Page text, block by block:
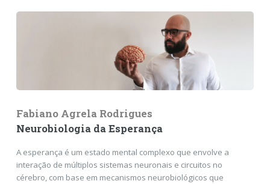
Fabiano Agrela Rodrigues
Neurobiologia da Esperança
A esperança é um estado mental complexo que envolve a
interação de múltiplos sistemas neuronais e circuitos no
cérebro, com base em mecanismos neurobiológicos que